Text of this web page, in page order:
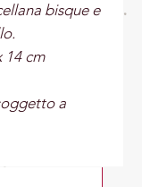
bisque e
14 cm
a